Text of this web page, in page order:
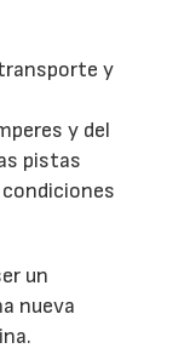
y
y del
pistas
un
nueva